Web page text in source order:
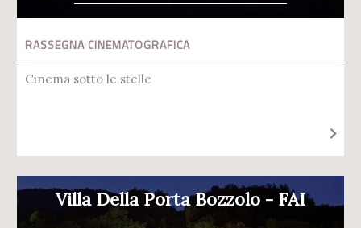
RASSEGNA CINEMATOGRAFICA
Cinema sotto le stelle
Villa Della Porta Bozzolo - FAI